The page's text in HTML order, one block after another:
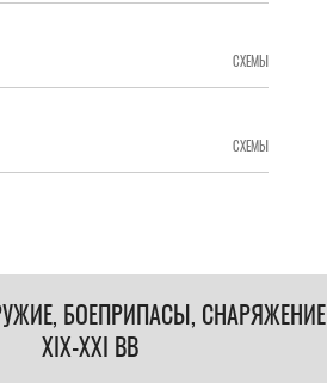
СХЕМЫ
СХЕМЫ
БОЕПРИПАСЫ, СНАРЯЖЕНИЕ
XIX-XXI ВВ